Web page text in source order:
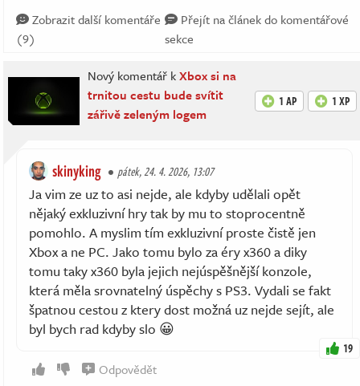
Zobrazit další komentáře
(9)
Přejít na článek do komentářové
sekce
Nový komentář kXbox si na
trnitou cestu bude svítit
zářivě zeleným logem
1 AP 1 XP
skinyking pátek, 24. 4. 2026, 13:07
Ja vim ze uz to asi nejde, ale kdyby udělali opět
nějaký exkluzivní hry tak by mu to stoprocentně
pomohlo. A myslim tím exkluzivní proste čistě jen
Xbox a ne PC. Jako tomu bylo za éry x360 a diky
tomu taky x360 byla jejich nejúspěšnější konzole,
která měla srovnatelný úspěchy s PS3. Vydali se fakt
špatnou cestou z ktery dost možná uz nejde sejít, ale
byl bych rad kdyby slo 😀
19
Odpovědět